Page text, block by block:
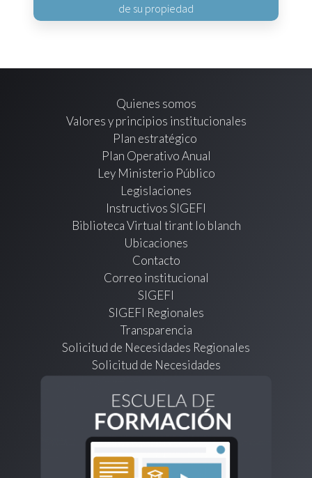
de su propiedad
Quienes somos
Valores y principios institucionales
Plan estratégico
Plan Operativo Anual
Ley Ministerio Público
Legislaciones
Instructivos SIGEFI
Biblioteca Virtual tirant lo blanch
Ubicaciones
Contacto
Correo institucional
SIGEFI
SIGEFI Regionales
Transparencia
Solicitud de Necesidades Regionales
Solicitud de Necesidades